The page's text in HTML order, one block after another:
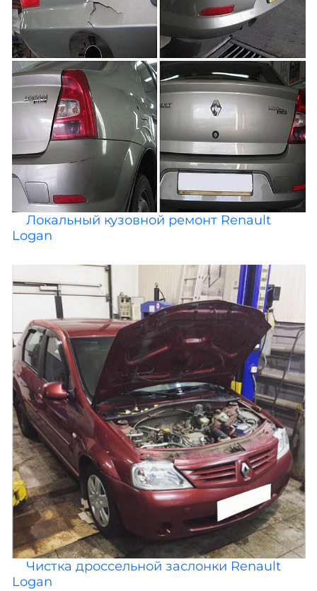
Локальный кузовной ремонт Renault
Logan
Чистка дроссельной заслонки Renault
Logan